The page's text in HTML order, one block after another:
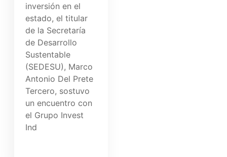
inversión en el
estado, el titular
de la Secretaría
de Desarrollo
Sustentable
(SEDESU), Marco
Antonio Del Prete
Tercero, sostuvo
un encuentro con
el Grupo Invest
Ind